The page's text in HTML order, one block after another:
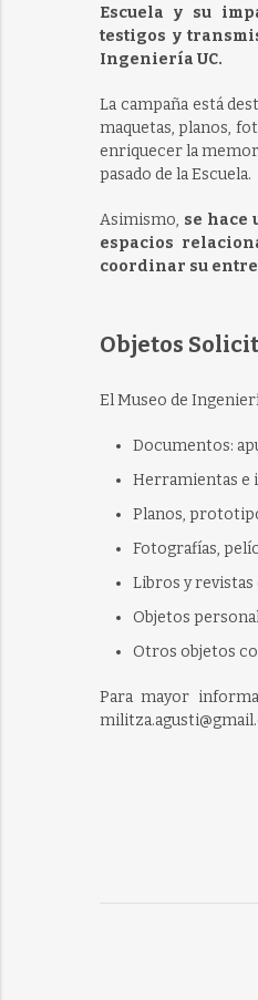
Escuela y su
testigos y
Ingeniería UC.
La campaña está
maquetas, planos,
enriquecer la
pasado de la Escuela.
Asimismo, se hace
espacios
coordinar su
Objetos
El Museo de
Documentos:
Herramientas e
Planos,
Fotografías,
Libros y revistas
Objetos
Otros objetos
Para mayor